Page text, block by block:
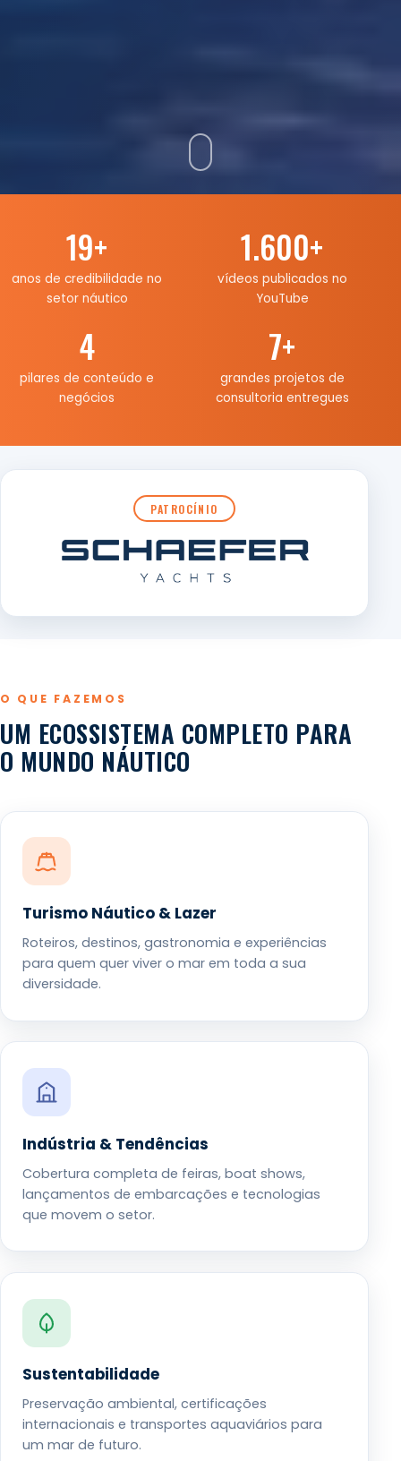
19+
anos de credibilidade no
setor náutico
1.600+
vídeos publicados no
YouTube
4
pilares de conteúdo e
negócios
7+
grandes projetos de
consultoria entregues
PATROCÍNIO
O QUE FAZEMOS
UM ECOSSISTEMA COMPLETO PARA
O MUNDO NÁUTICO
Turismo Náutico & Lazer
Roteiros, destinos, gastronomia e experiências
para quem quer viver o mar em toda a sua
diversidade.
Indústria & Tendências
Cobertura completa de feiras, boat shows,
lançamentos de embarcações e tecnologias
que movem o setor.
Sustentabilidade
Preservação ambiental, certificações
internacionais e transportes aquaviários para
um mar de futuro.